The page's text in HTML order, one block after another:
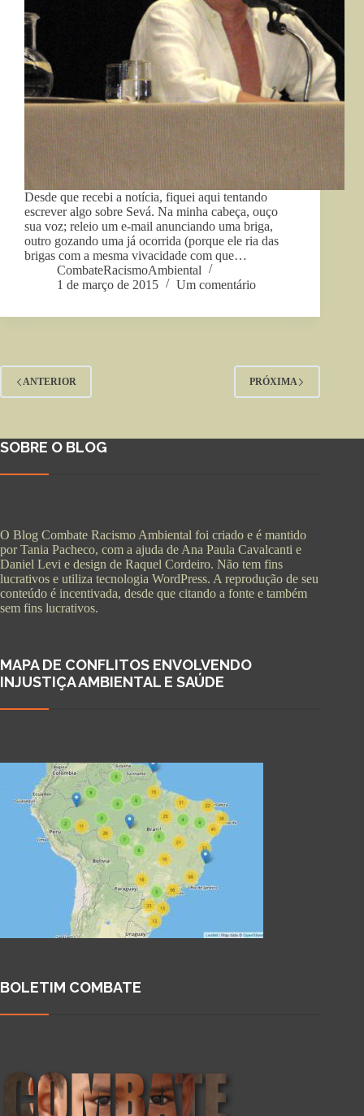
Desde que recebi a notícia, fiquei aqui tentando
escrever algo sobre Sevá. Na minha cabeça, ouço
sua voz; releio um e-mail anunciando uma briga,
outro gozando uma já ocorrida (porque ele ria das
brigas com a mesma vivacidade com que…
CombateRacismoAmbiental
1 de março de 2015
Um comentário
ANTERIOR PRÓXIMA
SOBRE O BLOG
O Blog Combate Racismo Ambiental foi criado e é mantido
por Tania Pacheco, com a ajuda de Ana Paula Cavalcanti e
Daniel Levi e design de Raquel Cordeiro. Não tem fins
lucrativos e utiliza tecnologia WordPress. A reprodução de seu
conteúdo é incentivada, desde que citando a fonte e também
sem fins lucrativos.
MAPA DE CONFLITOS ENVOLVENDO
INJUSTIÇA AMBIENTAL E SAÚDE
BOLETIM COMBATE